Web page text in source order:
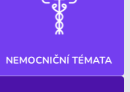
NEMOCNIČNÍ TÉMATA